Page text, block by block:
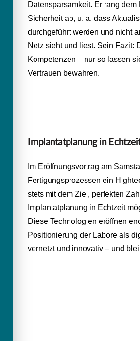
Datensparsamkeit. Er rang
Sicherheit ab, u. a. dass
durchgeführt werden und nicht
Netz sieht und liest. Sein Fazit:
Kompetenzen – nur so lassen
Vertrauen bewahren.
Implantatplanung in
Im Eröffnungsvortrag am
Fertigungsprozessen ein
stets mit dem Ziel, perfekten
Implantatplanung in Echtzeit
Diese Technologien eröffnen
Positionierung der Labore als
vernetzt und innovativ – und